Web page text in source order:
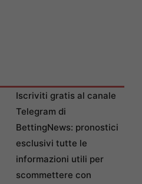
Iscriviti gratis al canale
Telegram di
BettingNews: pronostici
esclusivi tutte le
informazioni utili per
scommettere con